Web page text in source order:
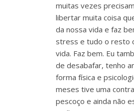
muitas vezes
libertar muita coisa
da nossa vida e faz
stress e tudo o resto
vida. Faz bem. Eu
de desabafar, tenho
forma física e
meses tive uma
pescoço e ainda não